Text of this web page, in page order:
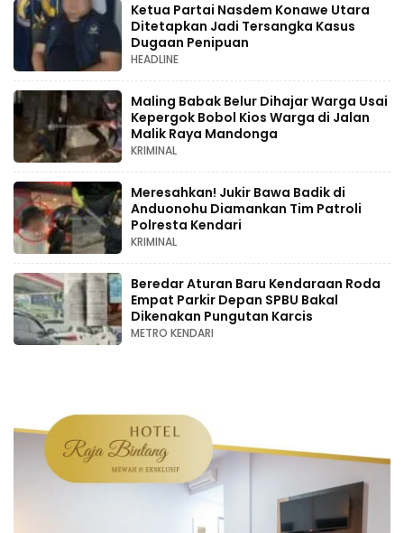
Ketua Partai Nasdem Konawe Utara
Ditetapkan Jadi Tersangka Kasus
Dugaan Penipuan
HEADLINE
Maling Babak Belur Dihajar Warga Usai
Kepergok Bobol Kios Warga di Jalan
Malik Raya Mandonga
KRIMINAL
Meresahkan! Jukir Bawa Badik di
Anduonohu Diamankan Tim Patroli
Polresta Kendari
KRIMINAL
Beredar Aturan Baru Kendaraan Roda
Empat Parkir Depan SPBU Bakal
Dikenakan Pungutan Karcis
METRO KENDARI